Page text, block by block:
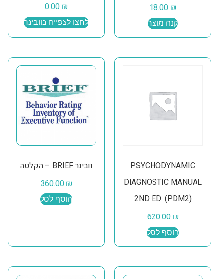
18.00 ₪
קנה מוצר
0.00 ₪
לחצו לצפייה בוובינר
PSYCHODYNAMIC
DIAGNOSTIC MANUAL
2ND ED. (PDM2)
620.00 ₪
הוסף לסל
וובינר BRIEF – הקלטה
360.00 ₪
הוסף לסל